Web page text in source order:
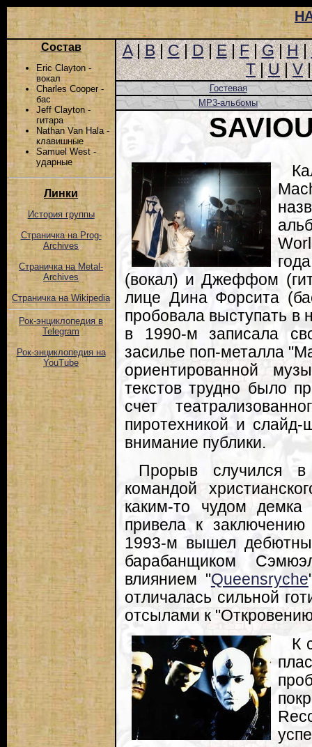
Состав
Eric Clayton -
вокал
Charles Cooper -
бас
Jeff Clayton -
гитара
Nathan Van Hala -
клавишные
Samuel West -
ударные
Линки
История группы
Страничка на Prog-
Archives
Страничка на Metal-
Archives
Страничка на Wikipedia
Рок-энциклопедия в
Telegram
Рок-энциклопедия на
YouTube
A|B|C|D|E|F|G|H|
T|U|V
Гостевая
MP3-альбомы
(вокал) и Джеффом
лице Дина Форсита
пробовала выступать в
в 1990-м записала
засилье поп-металла
ориентированной
текстов трудно было
счет
пиротехникой и слайд-
внимание публики.
Прорыв случился
командой
каким-то чудом
привела к
1993-м вышел
барабанщиком
влиянием "Queensryche
отличалась сильной
отсылами к
К